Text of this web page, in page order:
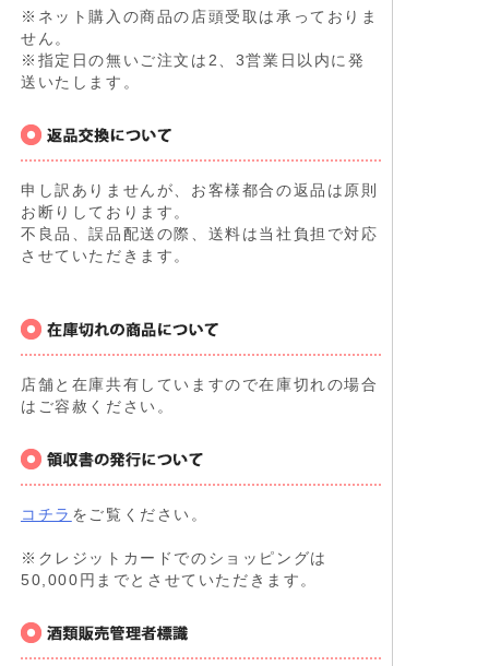
※ネット購入の商品の店頭受取は承っておりま
せん。
※指定日の無いご注文は2、3営業日以内に発
送いたします。
申し訳ありませんが、お客様都合の返品は原則
お断りしております。
不良品、誤品配送の際、送料は当社負担で対応
させていただきます。
店舗と在庫共有していますので在庫切れの場合
はご容赦ください。
コチラ をご覧ください。
※クレジットカードでのショッピングは
50,000円までとさせていただきます。